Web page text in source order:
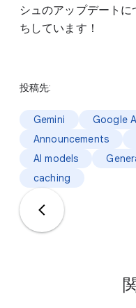
シュのアップデートに
ちしています！
投稿先:
Gemini Google
Announcements
AI models
caching